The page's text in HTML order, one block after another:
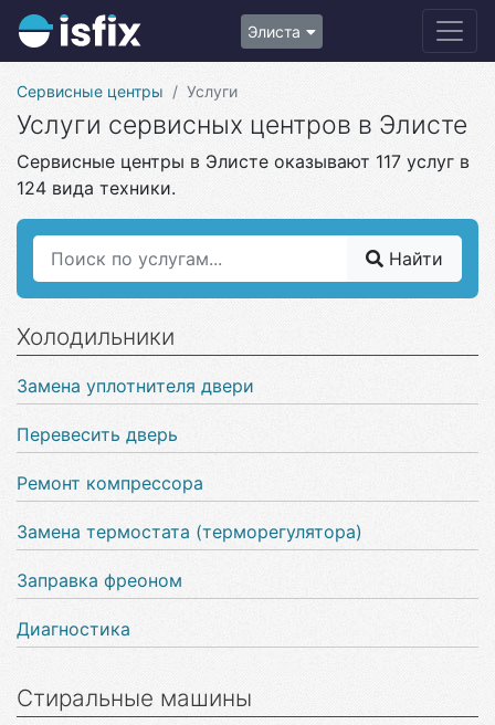
Элиста
Сервисные центры Услуги
Услуги сервисных центров в Элисте
Сервисные центры в Элисте оказывают 117 услуг в
124 вида техники.
Найти
Холодильники
Замена уплотнителя двери
Перевесить дверь
Ремонт компрессора
Замена термостата (терморегулятора)
Заправка фреоном
Диагностика
Стиральные машины